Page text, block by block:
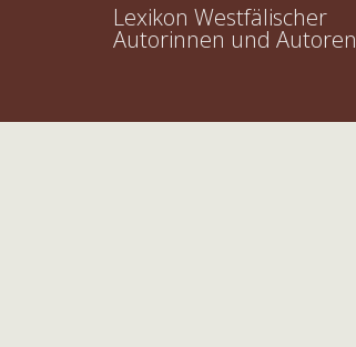
Lexikon Westfälischer
Autorinnen und Autoren